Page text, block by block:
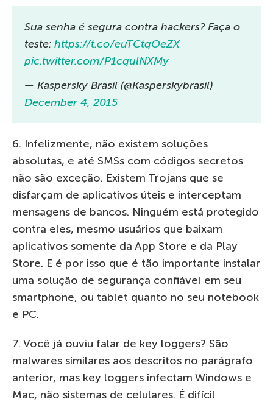
Sua senha é segura contra hackers? Faça o
teste: https://t.co/euTCtqOeZX
pic.twitter.com/P1cqulNXMy
— Kaspersky Brasil (@Kasperskybrasil)
December 4, 2015
6. Infelizmente, não existem soluções
absolutas, e até SMSs com códigos secretos
não são exceção. Existem Trojans que se
disfarçam de aplicativos úteis e interceptam
mensagens de bancos. Ninguém está protegido
contra eles, mesmo usuários que baixam
aplicativos somente da App Store e da Play
Store. E é por isso que é tão importante instalar
uma solução de segurança confiável em seu
smartphone, ou tablet quanto no seu notebook
e PC.
7. Você já ouviu falar de key loggers? São
malwares similares aos descritos no parágrafo
anterior, mas key loggers infectam Windows e
Mac, não sistemas de celulares. É difícil